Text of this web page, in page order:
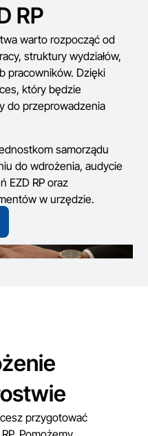
RP
warto rozpocząć od
struktury wydziałów,
pracowników. Dzięki
który będzie
do przeprowadzenia
samorządu
do wdrożenia, audycie
EZD RP oraz
w urzędzie.
przygotować